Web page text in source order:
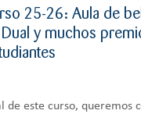
25-26: Aula de
y muchos
de este curso, queremos